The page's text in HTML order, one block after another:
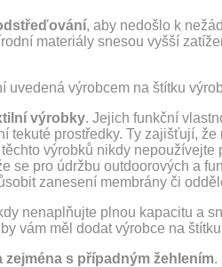
, aby nedošlo k
materiály snesou vyšší
uvedená výrobcem na štítku
výrobky. Jejich funkční
prostředky. Ty zajišťují,
výrobků nikdy nepoužívejte
se pro údržbu outdoorových a
zanesení membrány či
nenaplňujte plnou kapacitu a
vám měl dodat výrobce na
zejména s případným žehlením.